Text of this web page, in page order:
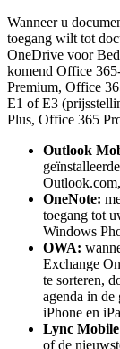
Wanneer u
toegang wilt tot
OneDrive voor
komend Office
Premium, Office
E1 of E3
Plus, Office 365
Outlook
OneNote:
toegang tot
Windows
OWA:
Exchange
te sorteren,
agenda in de
iPhone en
Lync
of de